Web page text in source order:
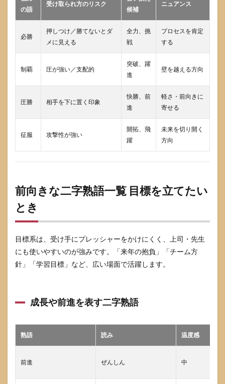
らか
いと
を変
6
相手
きな
熟語
を選
6.1
上司
や先
送り
やす
字熟
りや
の語
受け取られ方のリスク
候補
ニュアンス
必勝
押しつけ／勝てないとダ
メに見える
全力、挑
戦
プロセスを肯定
する
制覇 圧が強い／支配的
突破、躍
進
壁を越える方向
圧勝 相手を下に置く印象
快勝、前
進
軽さ・前向きに
寄せる
征服 攻撃性が強い
開拓、飛
躍
未来を切り開く
方向
前向きな二字熟語一覧 目標を立てたい
とき
目標系は、受け手にプレッシャーをかけにくく、上司・先生
にも使いやすいのが強みです。「来年の抱負」「チーム方
針」「学習目標」など、広い場面で活躍します。
成長や前進を表す二字熟語
熟語 読み 温度感
前進 ぜんしん 中